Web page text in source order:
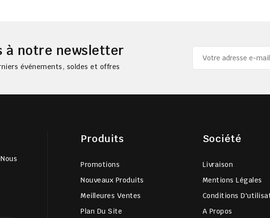
à notre newsletter
événements, soldes et offres
Produits
Promotions
Nouveaux Produits
Meilleures Ventes
Plan Du Site
Société
Livraison
Mentions Légales
Conditions
A Propos